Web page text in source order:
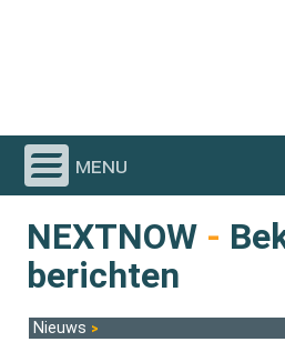
menu
NEXTNOW -
berichten
Nieuws